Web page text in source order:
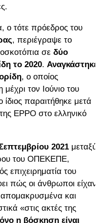
ο τότε πρόεδρος του
, περιέγραψε το
σε δύο
το 2020. Αναγκάστηκε
, ο οποίος
τον Ιούνιο του
ίδιος παραιτήθηκε μετά
EPPO στο ελληνικό
2021 μεταξύ
του ΟΠΕΚΕΠΕ,
επιχειρηματία του
πώς οι άνθρωποι είχαν
και
«στις ακτές της
η βόσκηση είναι